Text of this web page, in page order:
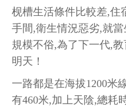
枧槽生活條件比較差,住
手間,衛生情況惡劣,就
規模不俗,為了下一代,
明天！
一路都是在海拔1200米
有460米,加上天陰,總耗